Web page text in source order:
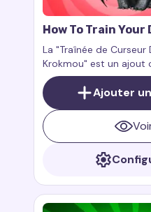
How To Train Your
Toothless Cursor
La "Traînée de Curseur
Krokmou" est un ajout
captivant à votre
numérique, apportant
aventures sur votre
célèbre dragon Furie
Ajouter